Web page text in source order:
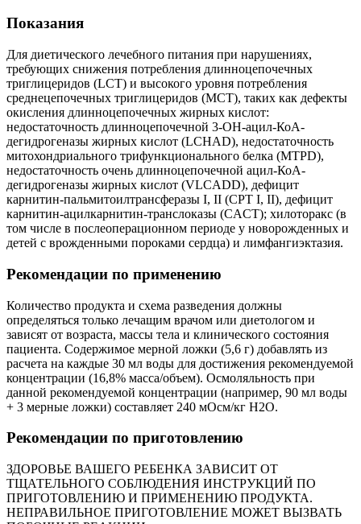
Показания
Для диетического лечебного питания при нарушениях,
требующих снижения потребления длинноцепочечных
триглицеридов (LCT) и высокого уровня потребления
среднецепочечных триглицеридов (MCT), таких как дефекты
окисления длинноцепочечных жирных кислот:
недостаточность длинноцепочечной 3-ОН-ацил-КоА-
дегидрогеназы жирных кислот (LCHAD), недостаточность
митохондриального трифункционального белка (MTPD),
недостаточность очень длинноцепочечной ацил-КоА-
дегидрогеназы жирных кислот (VLCADD), дефицит
карнитин-пальмитоилтрансферазы I, II (СРТ I, II), дефицит
карнитин-ацилкарнитин-транслоказы (CACT); хилоторакс (в
том числе в послеоперационном периоде у новорожденных и
детей с врожденными пороками сердца) и лимфангиэктазия.
Рекомендации по применению
Количество продукта и схема разведения должны
определяться только лечащим врачом или диетологом и
зависят от возраста, массы тела и клинического состояния
пациента. Содержимое мерной ложки (5,6 г) добавлять из
расчета на каждые 30 мл воды для достижения рекомендуемой
концентрации (16,8% масса/объем). Осмоляльность при
данной рекомендуемой концентрации (например, 90 мл воды
+ 3 мерные ложки) составляет 240 мОсм/кг H2O.
Рекомендации по приготовлению
ЗДОРОВЬЕ ВАШЕГО РЕБЕНКА ЗАВИСИТ ОТ
ТЩАТЕЛЬНОГО СОБЛЮДЕНИЯ ИНСТРУКЦИЙ ПО
ПРИГОТОВЛЕНИЮ И ПРИМЕНЕНИЮ ПРОДУКТА.
НЕПРАВИЛЬНОЕ ПРИГОТОВЛЕНИЕ МОЖЕТ ВЫЗВАТЬ